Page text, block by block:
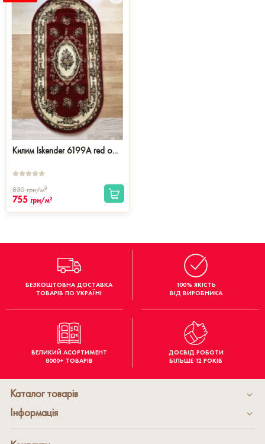
Килим Iskender 6199A red о...
830грн/м2
755 грн/м2
БЕЗКОШТОВНА ДОСТАВКА
ТОВАРІВ ПО УКРАЇНІ
100% ЯКІСТЬ
ВІД ВИРОБНИКА
ВЕЛИКИЙ АСОРТИМЕНТ
8000+ ТОВАРІВ
ДОСВІД РОБОТИ
БІЛЬШЕ 12 РОКІВ
Каталог товарів
Інформація